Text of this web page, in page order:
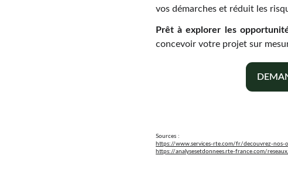
Sources :
https://www.services-rte.com/fr/decouvrez-nos-
https://analysesetdonnees.rte-france.com/
vos démarches et réduit les
Prêt à explorer les
concevoir votre projet sur